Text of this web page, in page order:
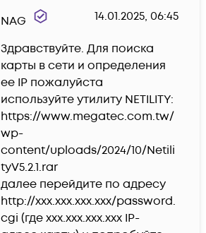
NAG 14.01.2025, 06:45
Здравствуйте. Для поиска
карты в сети и определения
ее IP пожалуйста
используйте утилиту NETILITY:
https://www.megatec.com.tw/
wp-
content/uploads/2024/10/Netili
tyV5.2.1.rar
далее перейдите по адресу
http://xxx.xxx.xxx.xxx/password.
cgi (где xxx.xxx.xxx.xxx IP-